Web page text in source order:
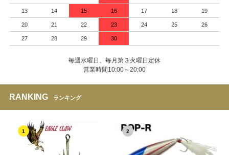
13 14 15 16 17 18 19
20 21 22 23 24 25 26
27 28 29 30
毎週水曜日、毎月第３火曜日定休
営業時間10:00～20:00
RANKING ランキング
1 2